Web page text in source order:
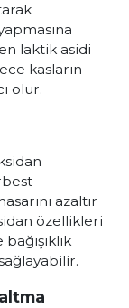
laktik asidi
kasların
olur.
azaltır
özellikleri